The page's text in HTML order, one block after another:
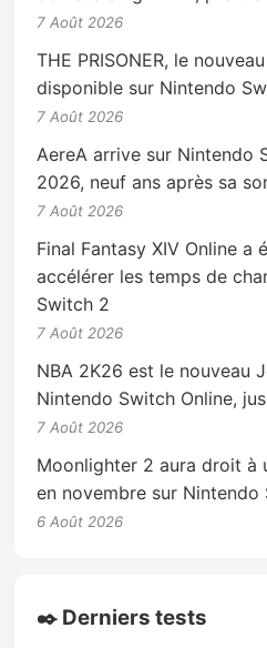
7 Août 2026
THE PRISONER, le
disponible sur Nintendo
7 Août 2026
AereA arrive sur Nintendo
2026, neuf ans après sa
7 Août 2026
Final Fantasy XIV Online a
accélérer les temps de
Switch 2
7 Août 2026
NBA 2K26 est le nouveau
Nintendo Switch Online,
7 Août 2026
Moonlighter 2 aura droit à
en novembre sur Nintendo
6 Août 2026
✒️ Derniers tests